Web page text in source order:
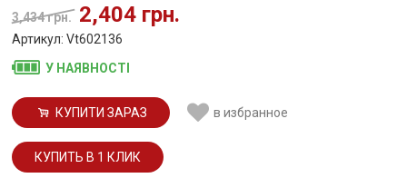
3,434 грн. 2,404 грн.
Артикул: Vt602136
У НАЯВНОСТІ
КУПИТИ ЗАРАЗ в избранное